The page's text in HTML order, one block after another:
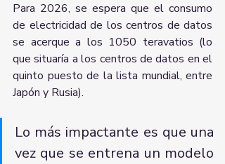
Para 2026, se espera que el consumo
de electricidad de los centros de datos
se acerque a los 1050 teravatios (lo
que situaría a los centros de datos en el
quinto puesto de la lista mundial, entre
Japón y Rusia).
Lo más impactante es que una
vez que se entrena un modelo